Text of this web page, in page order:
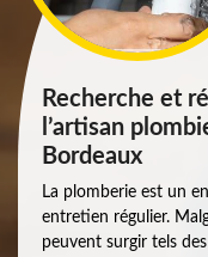
Recherche et
l’artisan
Bordeaux
La plomberie est un
entretien régulier.
peuvent surgir tels